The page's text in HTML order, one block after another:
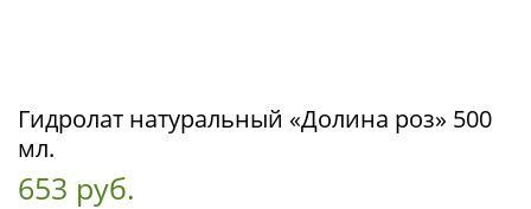
Гидролат натуральный «Долина роз» 500
мл.
653 руб.